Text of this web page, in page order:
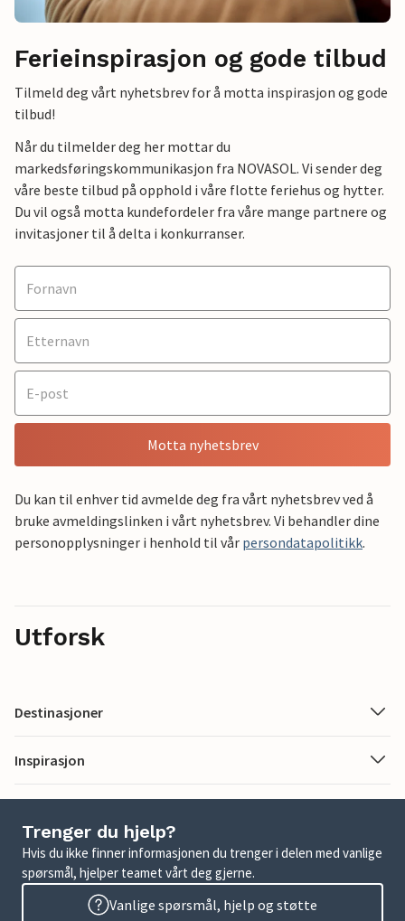
Ferieinspirasjon og gode tilbud
Tilmeld deg vårt nyhetsbrev for å motta inspirasjon og gode
tilbud!
Når du tilmelder deg her mottar du
markedsføringskommunikasjon fra NOVASOL. Vi sender deg
våre beste tilbud på opphold i våre flotte feriehus og hytter.
Du vil også motta kundefordeler fra våre mange partnere og
invitasjoner til å delta i konkurranser.
Motta nyhetsbrev
Du kan til enhver tid avmelde deg fra vårt nyhetsbrev ved å
bruke avmeldingslinken i vårt nyhetsbrev. Vi behandler dine
personopplysninger i henhold til vår persondatapolitikk.
Utforsk
Destinasjoner
Inspirasjon
Trenger du hjelp?
Hvis du ikke finner informasjonen du trenger i delen med vanlige
spørsmål, hjelper teamet vårt deg gjerne.
Vanlige spørsmål, hjelp og støtte